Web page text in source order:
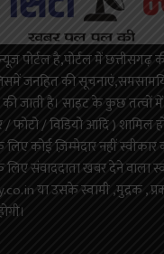
पोर्टल है,पोर्टल में छत्तीसगढ़
जनहित की
जाती है। साइट के कुछ तत्वों में
/ फोटो / विडियो आदि )
कोई ज़िम्मेदार नहीं
लिए संवाददाता खबर देने वाला
या उसके स्वामी ,मुद्रक ,